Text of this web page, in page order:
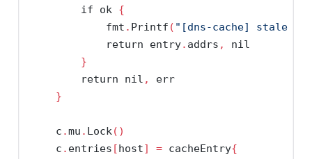
if ok {
            fmt
. Printf ( "[dns-cache] stale
return entry. addrs ,
nil
}
return
nil ,
err
}
    c
.mu . Lock()
    c
. entries [host] = cacheEntry{